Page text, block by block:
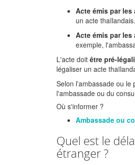
Acte émis par
un acte thaïlandais.
Acte émis par
exemple,
L'acte doit être pré-
légaliser un acte
Selon l'ambassade ou le
l'ambassade ou du
Où s'informer ?
Ambassade ou
Quel est le
étranger ?